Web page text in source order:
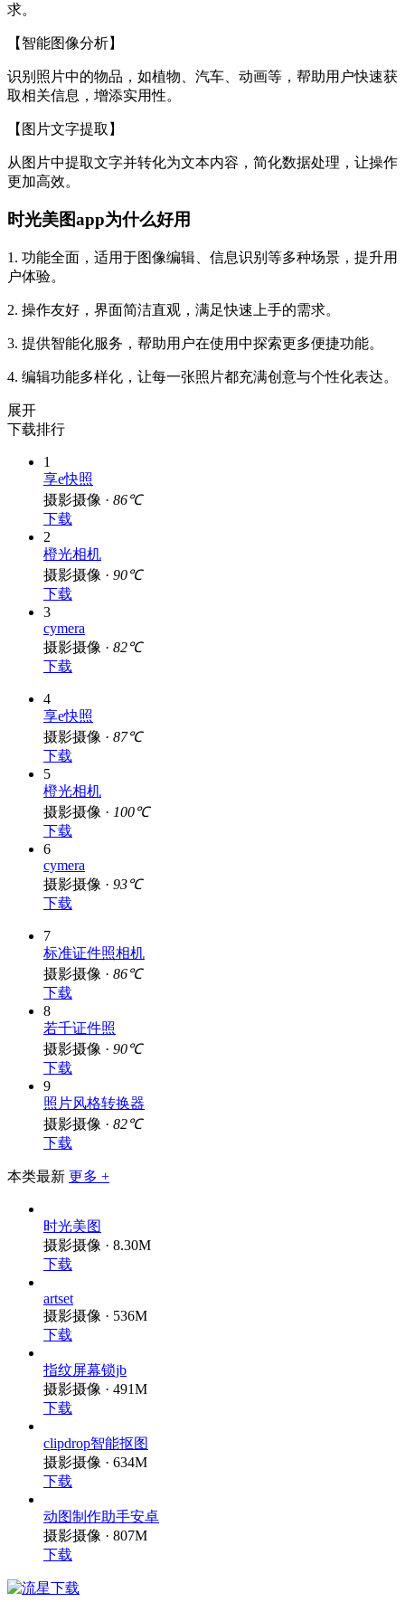
求。
【智能图像分析】
识别照片中的物品，如植物、汽车、动画等，帮助用户快速获
取相关信息，增添实用性。
【图片文字提取】
从图片中提取文字并转化为文本内容，简化数据处理，让操作
更加高效。
时光美图app为什么好用
1. 功能全面，适用于图像编辑、信息识别等多种场景，提升用
户体验。
2. 操作友好，界面简洁直观，满足快速上手的需求。
3. 提供智能化服务，帮助用户在使用中探索更多便捷功能。
4. 编辑功能多样化，让每一张照片都充满创意与个性化表达。
展开
下载排行
1
享e快照
摄影摄像 · 86℃
下载
2
橙光相机
摄影摄像 · 90℃
下载
3
cymera
摄影摄像 · 82℃
下载
4
享e快照
摄影摄像 · 87℃
下载
5
橙光相机
摄影摄像 · 100℃
下载
6
cymera
摄影摄像 · 93℃
下载
7
标准证件照相机
摄影摄像 · 86℃
下载
8
若千证件照
摄影摄像 · 90℃
下载
9
照片风格转换器
摄影摄像 · 82℃
下载
本类最新 更多 +
时光美图
摄影摄像 · 8.30M
下载
artset
摄影摄像 · 536M
下载
指纹屏幕锁jb
摄影摄像 · 491M
下载
clipdrop智能抠图
摄影摄像 · 634M
下载
动图制作助手安卓
摄影摄像 · 807M
下载